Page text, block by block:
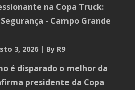
na Copa Truck:
- Campo Grande
3, 2026 By R9
é disparado o melhor da
presidente da Copa